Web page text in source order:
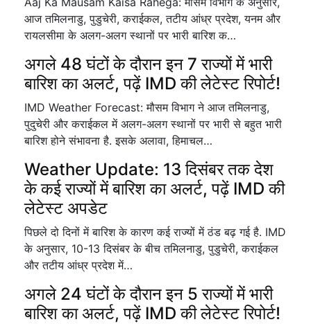
आज तमिलनाडु, पुडुचेरी, कराईकल, तटीय आंध्र प्रदेश, यनम और
रायलसीमा के अलग-अलग स्थानों पर भारी बारिश क…
अगले 48 घंटों के दौरान इन 7 राज्यों में भारी
बारिश का अलर्ट, पढ़ें IMD की लेटेस्ट रिपोर्ट!
IMD Weather Forecast: मौसम विभाग ने आज तमिलनाडु,
पुदुचेरी और कराईकल में अलग-अलग स्थानों पर भारी से बहुत भारी
बारिश होने संभावना है. इसके अलावा, हिमाचल…
Weather Update: 13 दिसंबर तक देश
के कई राज्यों में बारिश का अलर्ट, पढ़ें IMD की
लेटेस्ट अपडेट
पिछले दो दिनों में बारिश के कारण कई राज्यों में ठंड बढ़ गई है. IMD
के अनुसार, 10-13 दिसंबर के बीच तमिलनाडु, पुडुचेरी, कराईकल
और तटीय आंध्र प्रदेश में…
अगले 24 घंटों के दौरान इन 5 राज्यों में भारी
बारिश का अलर्ट, पढ़ें IMD की लेटेस्ट रिपोर्ट!